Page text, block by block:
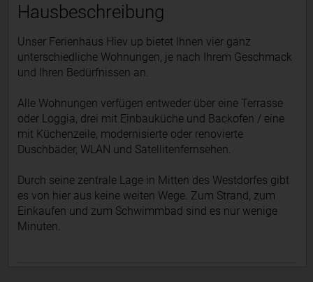
Hausbeschreibung
Unser Ferienhaus Hiev up bietet Ihnen vier ganz
unterschiedliche Wohnungen, je nach Ihrem Geschmack
und Ihren Bedürfnissen an.
Alle Wohnungen verfügen entweder über eine Terrasse
oder Loggia, drei mit Einbauküche und Backofen / eine
mit Küchenzeile, modernisierte oder renovierte
Duschbäder, WLAN und Satellitenfernsehen.
Durch seine zentrale Lage in Mitten des Westdorfes gibt
es von hier aus keine weiten Wege. Zum Strand, zum
Einkaufen und zum Schwimmbad sind es nur wenige
Minuten.